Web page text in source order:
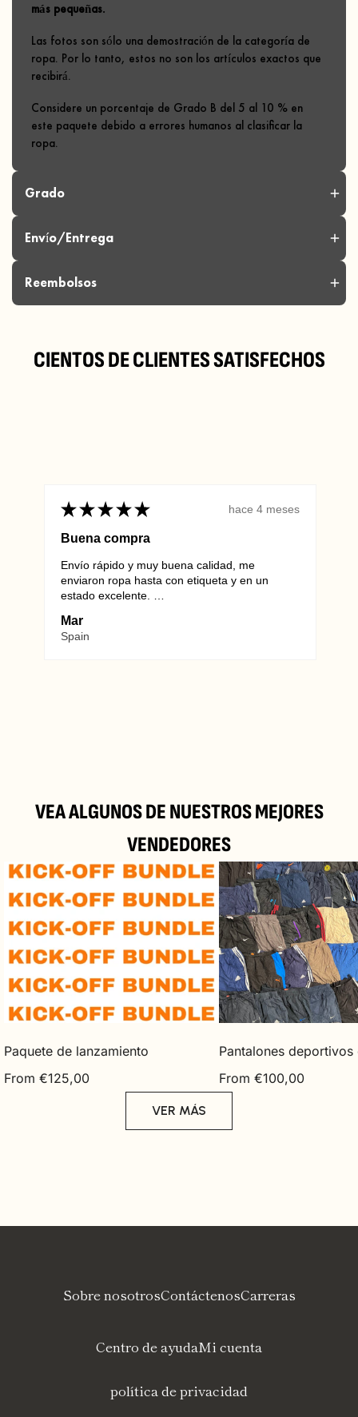
más pequeñas.
Las fotos son sólo una demostración de la categoría de
ropa. Por lo tanto, estos no son los artículos exactos que
recibirá.
Considere un porcentaje de Grado B del 5 al 10 % en
este paquete debido a errores humanos al clasificar la
ropa.
Grado
Envío/Entrega
Reembolsos
info@vintagewholesaleeurope.com
CIENTOS DE CLIENTES SATISFECHOS
★ ★ ★ ★ ★ hace 4 meses
Buena compra
Envío rápido y muy buena calidad, me
enviaron ropa hasta con etiqueta y en un
estado excelente.
Mar
Spain
VEA ALGUNOS DE NUESTROS MEJORES
VENDEDORES
Paquete
de
lanzamiento
Paquete de lanzamiento
Regular
From €125,00
Pantalones
deportivos
de
marca
Pantalones deportivos
Regular
price
From €100,00
VER MÁS
Sobre nosotrosContáctenosCarreras
Centro de ayudaMi cuenta
política de privacidad